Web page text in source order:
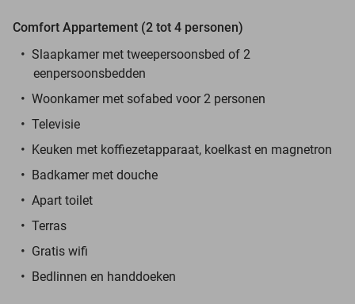
Comfort Appartement (2 tot 4 personen)
Slaapkamer met tweepersoonsbed of 2
eenpersoonsbedden
Woonkamer met sofabed voor 2 personen
Televisie
Keuken met koffiezetapparaat, koelkast en magnetron
Badkamer met douche
Apart toilet
Terras
Gratis wifi
Bedlinnen en handdoeken